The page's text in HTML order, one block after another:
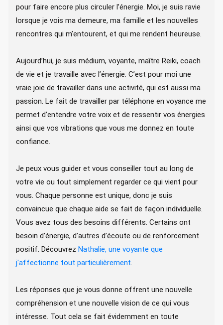
pour faire encore plus circuler l’énergie. Moi, je suis ravie
lorsque je vois ma demeure, ma famille et les nouvelles
rencontres qui m’entourent, et qui me rendent heureuse.
Aujourd’hui, je suis médium, voyante, maître Reiki, coach
de vie et je travaille avec l’énergie. C’est pour moi une
vraie joie de travailler dans une activité, qui est aussi ma
passion. Le fait de travailler par téléphone en voyance me
permet d’entendre votre voix et de ressentir vos énergies
ainsi que vos vibrations que vous me donnez en toute
confiance.
Je peux vous guider et vous conseiller tout au long de
votre vie ou tout simplement regarder ce qui vient pour
vous. Chaque personne est unique, donc je suis
convaincue que chaque aide se fait de façon individuelle.
Vous avez tous des besoins différents. Certains ont
besoin d’énergie, d’autres d’écoute ou de renforcement
positif. Découvrez Nathalie, une voyante que
j'affectionne tout particulièrement.
Les réponses que je vous donne offrent une nouvelle
compréhension et une nouvelle vision de ce qui vous
intéresse. Tout cela se fait évidemment en toute